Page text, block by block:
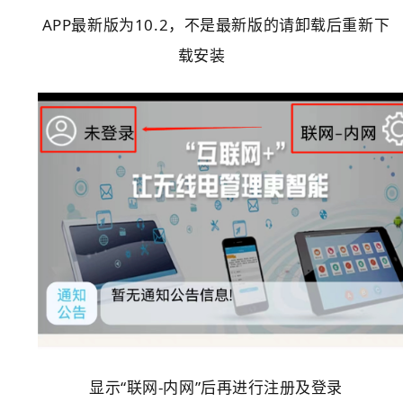
APP最新版为10.2，不是最新版的请卸载后重新下
载安装
显示“联网-内网”后再进行注册及登录